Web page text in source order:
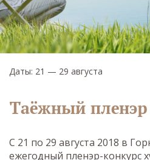
Даты: 21 — 29 августа
Таёжный пленэр
С 21 по 29 августа 2018 в
ежегодный пленэр-конкурс